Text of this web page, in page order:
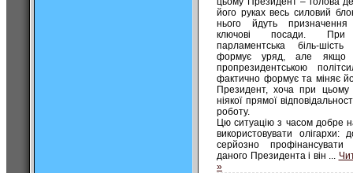
його руках весь силовий
нього йдуть
ключові посади. При
парламентська біль-
формує уряд, але якщо
пропрезидентською
фактично формує та міняє
Президент, хоча при
ніякої прямої
роботу.
Цю ситуацію з часом добре
використовувати олігархи:
серйозно профінансувати
даного Президента і він ...
»